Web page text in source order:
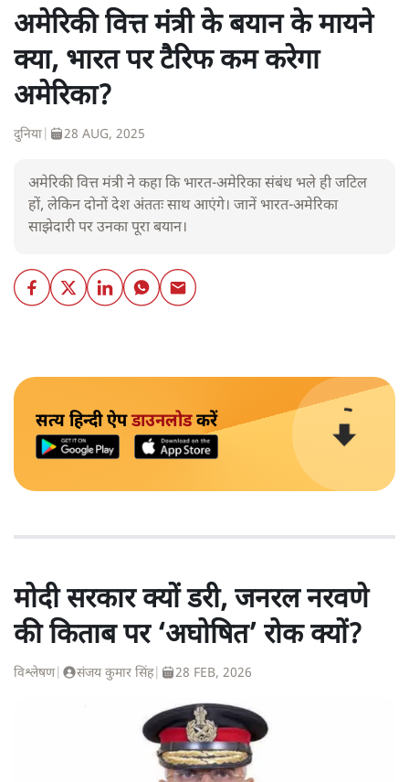
अमेरिकी वित्त मंत्री के बयान के मायने
क्या, भारत पर टैरिफ कम करेगा
अमेरिका?
दुनिया 28 AUG, 2025
अमेरिकी वित्त मंत्री ने कहा कि भारत-अमेरिका संबंध भले ही जटिल
हों, लेकिन दोनों देश अंततः साथ आएंगे। जानें भारत-अमेरिका
साझेदारी पर उनका पूरा बयान।
सत्य हिन्दी ऐपडाउनलोडकरें
मोदी सरकार क्यों डरी, जनरल नरवणे
की किताब पर ‘अघोषित’ रोक क्यों?
विश्लेषण| संजय कुमार सिंह| 28 FEB, 2026